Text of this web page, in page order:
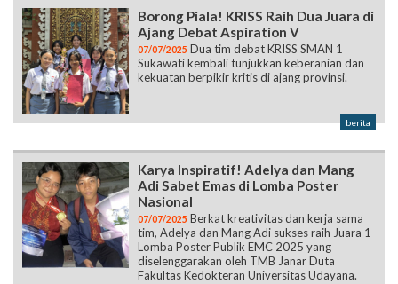
Borong Piala! KRISS Raih Dua Juara di
Ajang Debat Aspiration V
07/07/2025 Dua tim debat KRISS SMAN 1
Sukawati kembali tunjukkan keberanian dan
kekuatan berpikir kritis di ajang provinsi.
berita
Karya Inspiratif! Adelya dan Mang
Adi Sabet Emas di Lomba Poster
Nasional
07/07/2025 Berkat kreativitas dan kerja sama
tim, Adelya dan Mang Adi sukses raih Juara 1
Lomba Poster Publik EMC 2025 yang
diselenggarakan oleh TMB Janar Duta
Fakultas Kedokteran Universitas Udayana.